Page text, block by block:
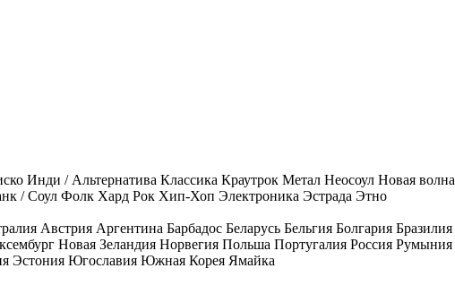
Инди / Альтернатива Классика Краутрок Метал Неосоул Новая волна
/ Соул Фолк Хард Рок Хип-Хоп Электроника Эстрада Этно
Австрия Аргентина Барбадос Беларусь Бельгия Болгария Бразилия
Новая Зеландия Норвегия Польша Португалия Россия Румыния
Эстония Югославия Южная Корея Ямайка